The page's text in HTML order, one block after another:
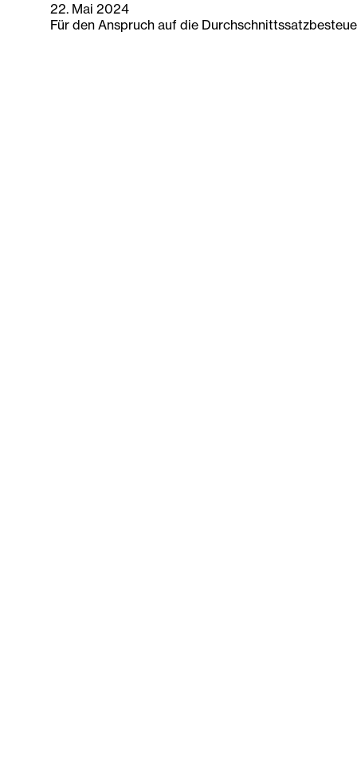
22. Mai 2024
Für den Anspruch auf die